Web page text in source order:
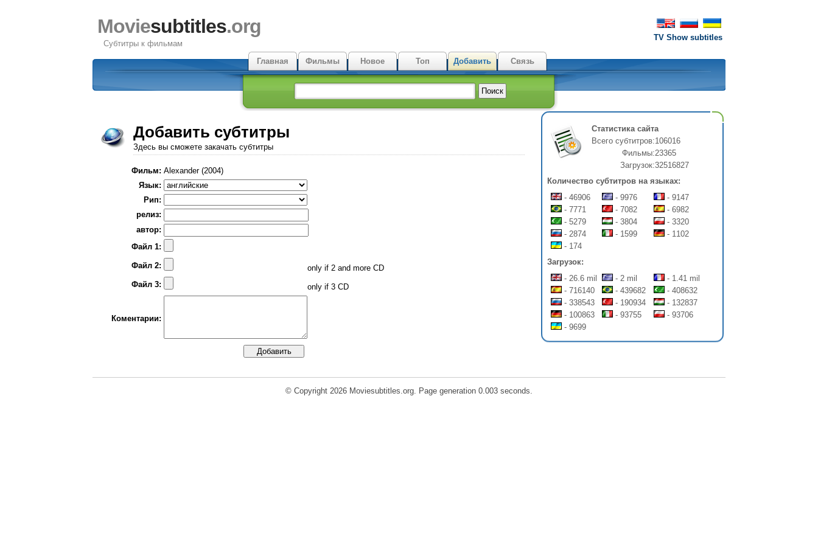
TV Show subtitles
Moviesubtitles.org
Субтитры к фильмам
Главная
Фильмы Новое Топ Добавить Связь
Добавить субтитры
Здесь вы сможете закачать субтитры
Фильм: Alexander (2004)
Язык:
Рип:
релиз:
автор:
Файл 1:
Файл 2:
only if 2 and more CD
Файл 3:
only if 3 CD
Коментарии:
Статистика сайта
Всего субтитров:106016
Фильмы:23365
Загрузок:32516827
Количество субтитров на языках:
- 46906
- 9976
- 9147
- 7771
- 7082
- 6982
- 5279
- 3804
- 3320
- 2874
- 1599
- 1102
- 174
Загрузок:
- 26.6 mil
- 2 mil
- 1.41 mil
- 716140
- 439682
- 408632
- 338543
- 190934
- 132837
- 100863
- 93755
- 93706
- 9699
© Copyright 2026 Moviesubtitles.org. Page generation 0.003 seconds.